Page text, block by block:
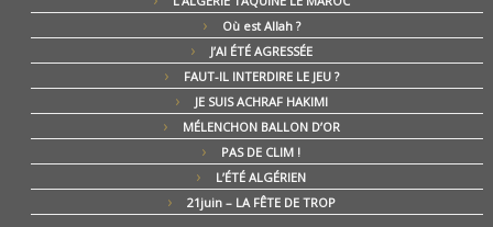
Où est Allah ?
J’AI ÉTÉ AGRESSÉE
FAUT-IL INTERDIRE LE JEU ?
JE SUIS ACHRAF HAKIMI
MÉLENCHON BALLON D’OR
PAS DE CLIM !
L’ÉTÉ ALGÉRIEN
21juin – LA FÊTE DE TROP